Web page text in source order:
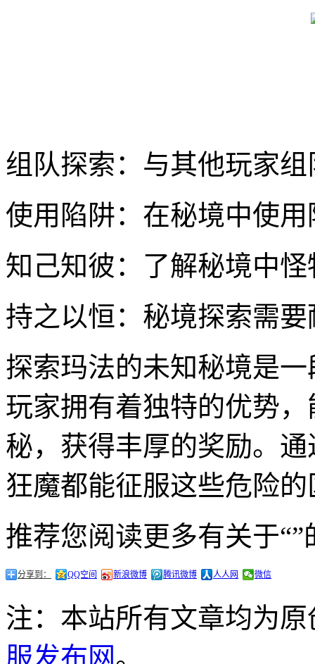
组队探索：与其他玩家
使用陷阱：在秘境中使
知己知彼：了解秘境中
持之以恒：秘境探索需
探索玛法的未知秘境是
玩家拥有着独特的优势
秘，获得丰厚的奖励。
狂魔都能征服这些危险
推荐您阅读更多有关于“”
分享到： QQ空间 新浪微博 腾讯微博 人人网 微信
注：本站所有文章均为
服发布网。